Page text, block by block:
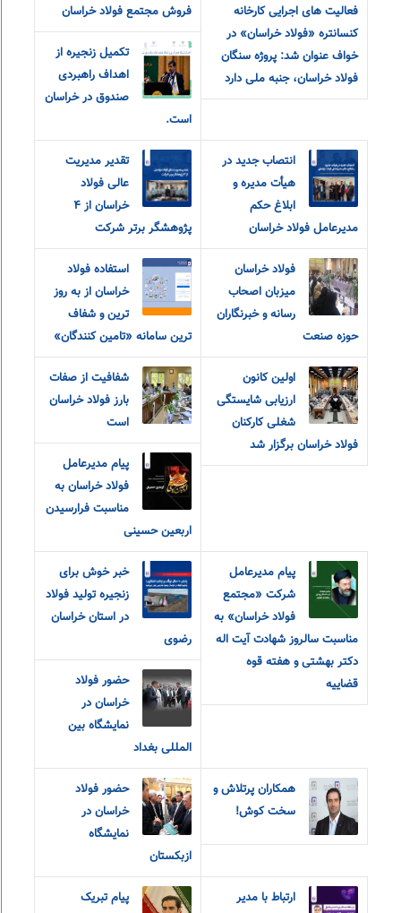
فعالیت های اجرایی کارخانه
کنسانتره «فولاد خراسان» در
خواف عنوان شد: پروژه سنگان
فولاد خراسان، جنبه ملی دارد
فروش مجتمع فولاد خراسان
تکمیل زنجیره از
اهداف راهبردی
صندوق در خراسان
است.
انتصاب جدید در
هیأت مدیره و
ابلاغ حکم
مدیرعامل فولاد خراسان
تقدیر مدیریت
عالی فولاد
خراسان از ۴
پژوهشگر برتر شرکت
فولاد خراسان
میزبان اصحاب
رسانه و خبرنگاران
حوزه صنعت
استفاده فولاد
خراسان از به روز
ترین و شفاف
ترین سامانه «تامین کنندگان»
اولین کانون
ارزیابی شایستگی
شغلی کارکنان
فولاد خراسان برگزار شد
شفافیت از صفات
بارز فولاد خراسان
است
پیام مدیرعامل
فولاد خراسان به
مناسبت فرارسیدن
اربعین حسینی
پیام مدیرعامل
شرکت «مجتمع
فولاد خراسان» به
مناسبت سالروز شهادت آیت اله
دکتر بهشتی و هفته قوه
قضاییه
خبر خوش برای
زنجیره تولید فولاد
در استان خراسان
رضوی
حضور فولاد
خراسان در
نمایشگاه بین
المللی بغداد
همکاران پرتلاش و
سخت کوش!
حضور فولاد
خراسان در
نمایشگاه
ازبکستان
ارتباط با مدیر
پیام تبریک